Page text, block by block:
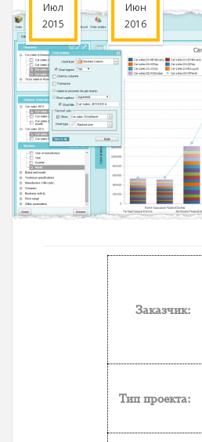
Июл
2015
Июн
2016
Заказчик:
Тип проекта: